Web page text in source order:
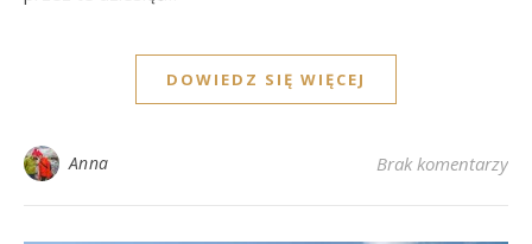
DOWIEDZ SIĘ WIĘCEJ
Anna Brak komentarzy